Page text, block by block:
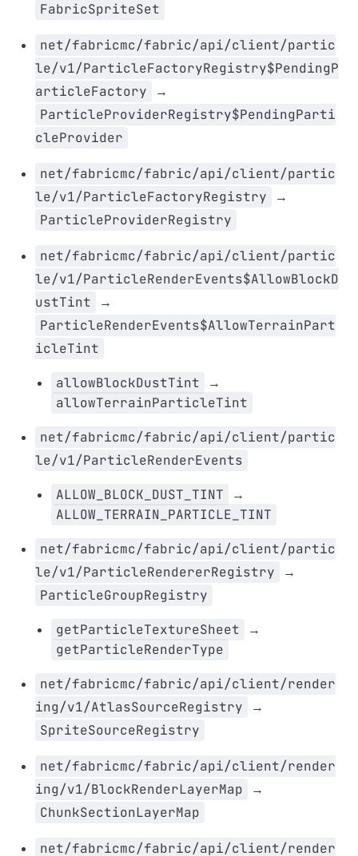
FabricSpriteSet
net/fabricmc/fabric/api/client/partic
le/v1/ParticleFactoryRegistry$PendingP
articleFactory
→
ParticleProviderRegistry$PendingParti
cleProvider
net/fabricmc/fabric/api/client/partic
le/v1/ParticleFactoryRegistry
→
ParticleProviderRegistry
net/fabricmc/fabric/api/client/partic
le/v1/ParticleRenderEvents$AllowBlockD
ustTint
→
ParticleRenderEvents$AllowTerrainPart
icleTint
allowBlockDustTint →
allowTerrainParticleTint
net/fabricmc/fabric/api/client/partic
le/v1/ParticleRenderEvents
ALLOW_BLOCK_DUST_TINT →
ALLOW_TERRAIN_PARTICLE_TINT
net/fabricmc/fabric/api/client/partic
le/v1/ParticleRendererRegistry
→
ParticleGroupRegistry
getParticleTextureSheet →
getParticleRenderType
net/fabricmc/fabric/api/client/render
ing/v1/AtlasSourceRegistry
→
SpriteSourceRegistry
net/fabricmc/fabric/api/client/render
ing/v1/BlockRenderLayerMap
→
ChunkSectionLayerMap
net/fabricmc/fabric/api/client/render